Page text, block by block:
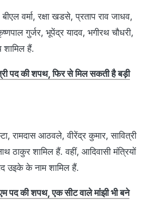
वर्मा, रक्षा खडसे, प्रताप राव जाधव,
गुर्जर, भूपेंद्र यादव, भगीरथ चौधरी,
शामिल हैं.
पद की शपथ, फिर से मिल सकती है बड़ी
रामदास आठवले, वीरेंद्र कुमार, सावित्री
ठाकुर शामिल हैं. वहीं, आदिवासी मंत्रियों
उइके के नाम शामिल हैं.
पद की शपथ, एक सीट वाले मांंझी भी बने